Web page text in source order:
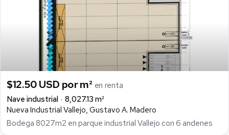
$12.50 USD por m² en renta
Nave industrial
8,027.13 m²
Nueva Industrial Vallejo, Gustavo A. Madero
Bodega 8027m2 en parque industrial Vallejo con 6 andenes